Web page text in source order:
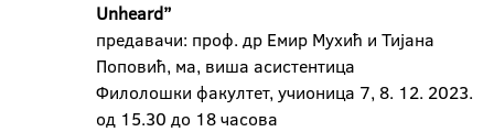
Unheard”
предавачи: проф. др Емир Мухић и Тијана
Поповић, ма, виша асистентица
Филолошки факултет, учионица 7, 8. 12. 2023.
од 15.30 до 18 часова